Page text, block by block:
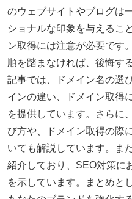
のウェブサイトやブログは
ショナルな印象を与えるこ
ン取得には注意が必要です
順を踏まなければ、後悔す
記事では、ドメイン名の選
インの違い、ドメイン取得
を提供しています。さらに
び方や、ドメイン取得の際
いても解説しています。ま
紹介しており、SEO対策に
を示しています。まとめと